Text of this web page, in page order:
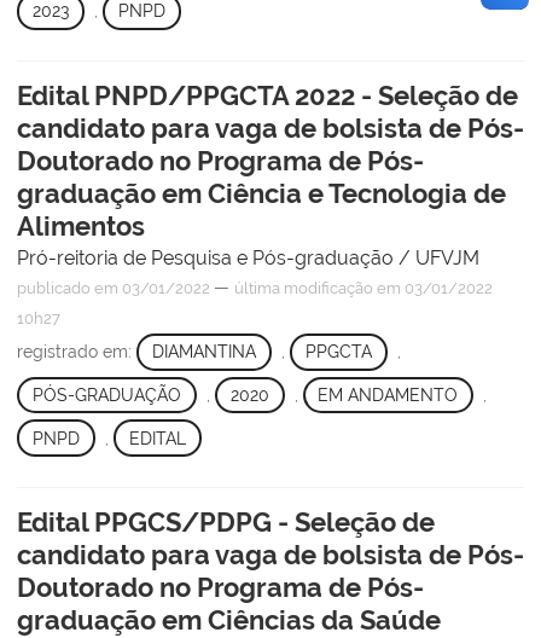
2023 , PNPD
Edital PNPD/PPGCTA 2022 - Seleção de
candidato para vaga de bolsista de Pós-
Doutorado no Programa de Pós-
graduação em Ciência e Tecnologia de
Alimentos
Pró-reitoria de Pesquisa e Pós-graduação / UFVJM
publicado em 03/01/2022 — última modificação em 03/01/2022
10h27
registrado em: DIAMANTINA PPGCTA
PÓS-GRADUAÇÃO 2020 EM ANDAMENTO
PNPD EDITAL
Edital PPGCS/PDPG - Seleção de
candidato para vaga de bolsista de Pós-
Doutorado no Programa de Pós-
graduação em Ciências da Saúde